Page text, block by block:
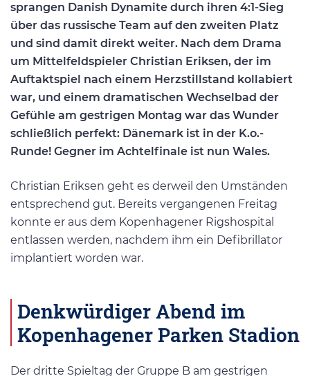
sprangen Danish Dynamite durch ihren 4:1-Sieg
über das russische Team auf den zweiten Platz
und sind damit direkt weiter. Nach dem Drama
um Mittelfeldspieler Christian Eriksen, der im
Auftaktspiel nach einem Herzstillstand kollabiert
war, und einem dramatischen Wechselbad der
Gefühle am gestrigen Montag war das Wunder
schließlich perfekt: Dänemark ist in der K.o.-
Runde! Gegner im Achtelfinale ist nun Wales.
Christian Eriksen geht es derweil den Umständen
entsprechend gut. Bereits vergangenen Freitag
konnte er aus dem Kopenhagener Rigshospital
entlassen werden, nachdem ihm ein Defibrillator
implantiert worden war.
Denkwürdiger Abend im
Kopenhagener Parken Stadion
Der dritte Spieltag der Gruppe B am gestrigen